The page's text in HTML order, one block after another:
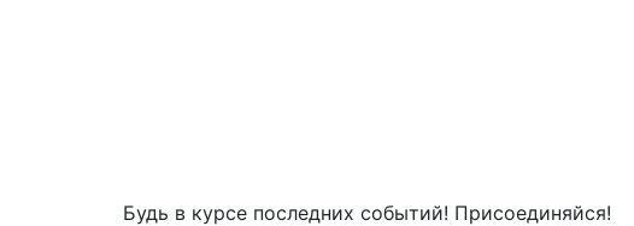
Будь в курсе последних событий! Присоединяйся!